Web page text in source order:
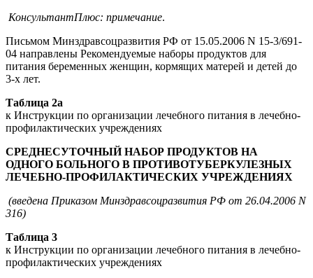
КонсультантПлюс: примечание.
Письмом Минздравсоцразвития РФ от 15.05.2006 N 15-3/691-
04 направлены Рекомендуемые наборы продуктов для
питания беременных женщин, кормящих матерей и детей до
3-х лет.
Таблица 2а
к Инструкции по организации лечебного питания в лечебно-
профилактических учреждениях
СРЕДНЕСУТОЧНЫЙ НАБОР ПРОДУКТОВ НА
ОДНОГО БОЛЬНОГО В ПРОТИВОТУБЕРКУЛЕЗНЫХ
ЛЕЧЕБНО-ПРОФИЛАКТИЧЕСКИХ УЧРЕЖДЕНИЯХ
(введена Приказом Минздравсоцразвития РФ от 26.04.2006 N
316)
Таблица 3
к Инструкции по организации лечебного питания в лечебно-
профилактических учреждениях